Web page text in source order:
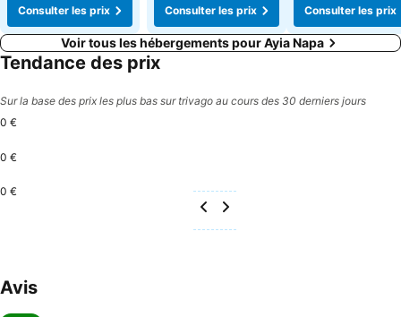
Consulter les prix
Consulter les prix
Consulter les prix
Voir tous les hébergements pour Ayia Napa
Tendance des prix
Sur la base des prix les plus bas sur trivago au cours des 30 derniers jours
0 €
0 €
0 €
Avis